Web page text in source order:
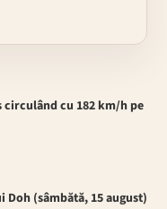
cu 182 km/h pe
(sâmbătă, 15 august)